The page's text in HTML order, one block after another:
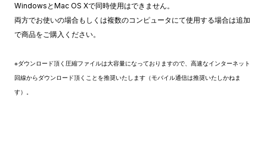
WindowsとMac OS Xで同時使用はできません。
両方でお使いの場合もしくは複数のコンピュータにて使用する場合は追加
で商品をご購入ください。
※ダウンロード頂く圧縮ファイルは大容量になっておりますので、高速なインターネット
回線からダウンロード頂くことを推奨いたします（モバイル通信は推奨いたしかねま
す）。